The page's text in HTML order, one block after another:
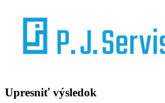
Upresniť výsledok